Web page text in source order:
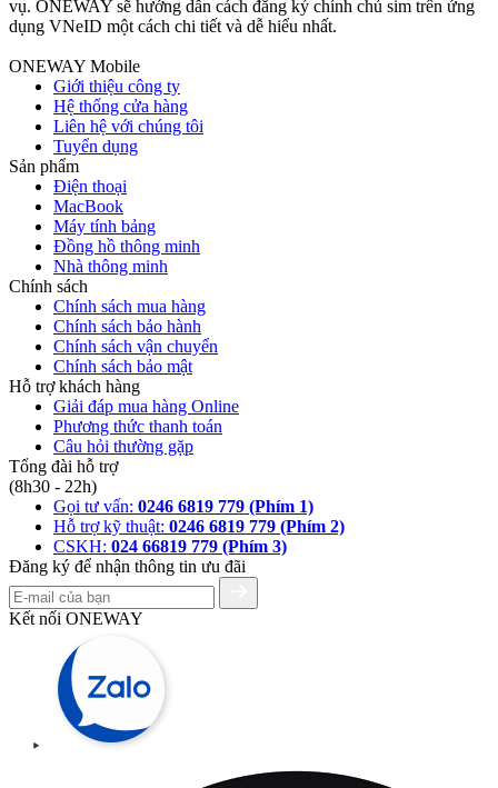
vụ. ONEWAY sẽ hướng dẫn cách đăng ký chính chủ sim trên ứng
dụng VNeID một cách chi tiết và dễ hiểu nhất.
ONEWAY Mobile
Giới thiệu công ty
Hệ thống cửa hàng
Liên hệ với chúng tôi
Tuyển dụng
Sản phẩm
Điện thoại
MacBook
Máy tính bảng
Đồng hồ thông minh
Nhà thông minh
Chính sách
Chính sách mua hàng
Chính sách bảo hành
Chính sách vận chuyển
Chính sách bảo mật
Hỗ trợ khách hàng
Giải đáp mua hàng Online
Phương thức thanh toán
Câu hỏi thường gặp
Tổng đài hỗ trợ
(8h30 - 22h)
Gọi tư vấn: 0246 6819 779 (Phím 1)
Hỗ trợ kỹ thuật: 0246 6819 779 (Phím 2)
CSKH: 024 66819 779 (Phím 3)
Đăng ký để nhận thông tin ưu đãi
Kết nối ONEWAY